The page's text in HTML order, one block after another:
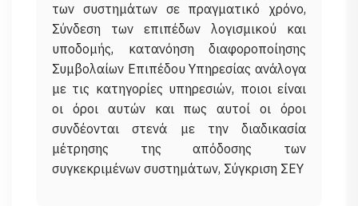
των συστημάτων σε πραγματικό χρόνο,
Σύνδεση των επιπέδων λογισμικού και
υποδομής, κατανόηση διαφοροποίησης
Συμβολαίων Επιπέδου Υπηρεσίας ανάλογα
με τις κατηγορίες υπηρεσιών, ποιοι είναι
οι όροι αυτών και πως αυτοί οι όροι
συνδέονται στενά με την διαδικασία
μέτρησης της απόδοσης των